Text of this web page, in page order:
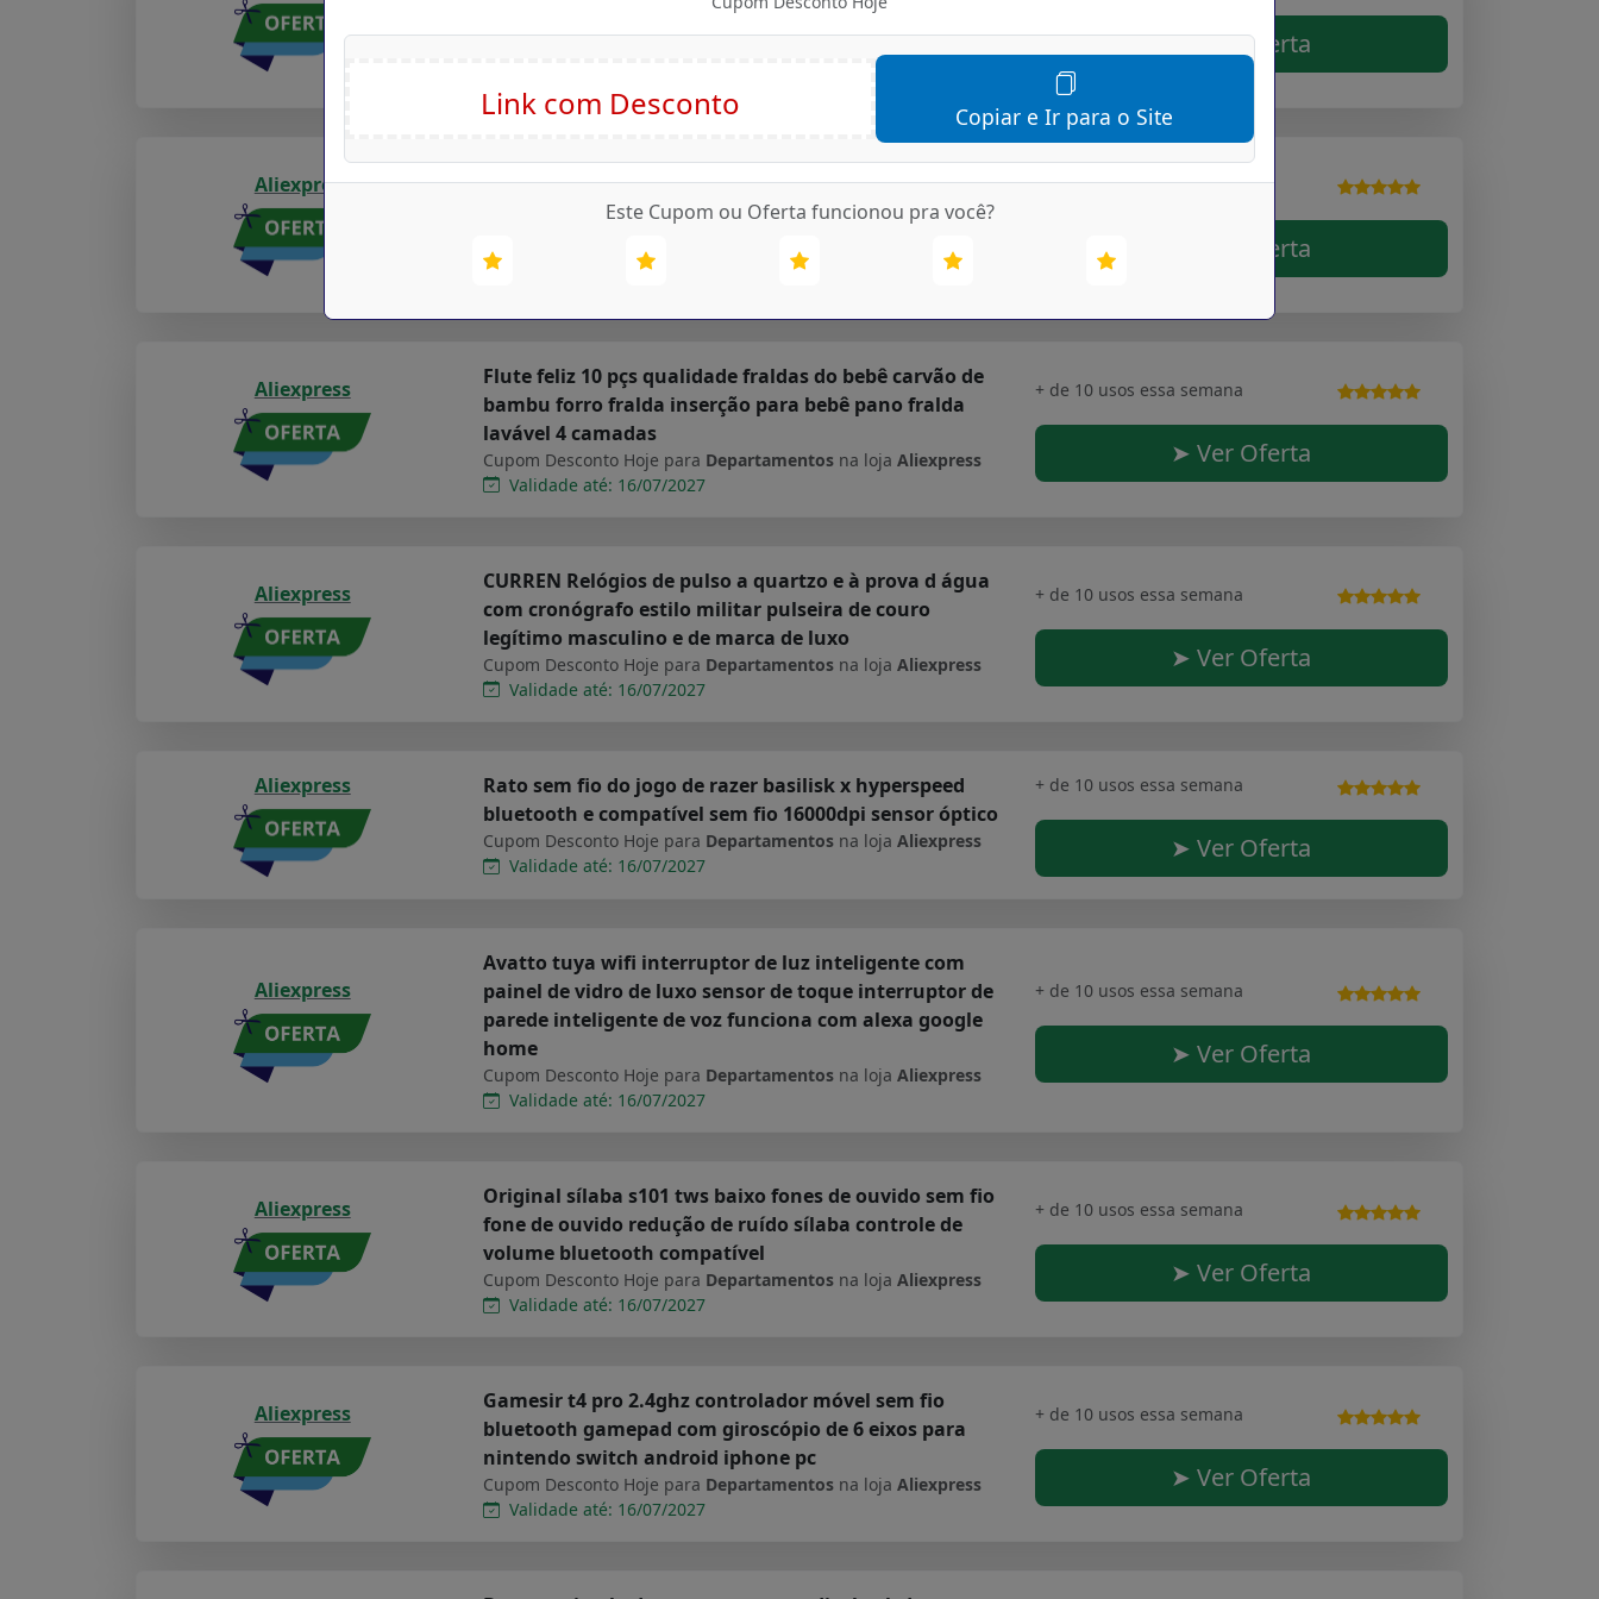
na lojaAliexpress
➤ Ver Oferta
Aliexpress
Happyflute venda quente os fraldas de bolso 4 pçs set
laváveis e reutilizáveis fraldas de bebê nova impressão
Cupom Desconto Hoje para Departamentos
Aliexpress
+ de 10 usos essa semana
➤ Ver Oferta
Aliexpress
Flute feliz 10 pçs qualidade fraldas do bebê carvão de
bambu forro fralda inserção para bebê pano fralda
lavável 4 camadas
Cupom Desconto Hoje para Departamentos na loja Aliexpress
Validade até: 16/07/2027
+ de 10 usos essa semana
➤ Ver Oferta
Aliexpress
CURREN Relógios de pulso a quartzo e à prova d água
com cronógrafo estilo militar pulseira de couro
legítimo masculino e de marca de luxo
Cupom Desconto Hoje para Departamentos na loja Aliexpress
Validade até: 16/07/2027
+ de 10 usos essa semana
➤ Ver Oferta
Aliexpress
Rato sem fio do jogo de razer basilisk x hyperspeed
bluetooth e compatível sem fio 16000dpi sensor óptico
Cupom Desconto Hoje para Departamentos na loja Aliexpress
Validade até: 16/07/2027
+ de 10 usos essa semana
➤ Ver Oferta
Aliexpress
Avatto tuya wifi interruptor de luz inteligente com
painel de vidro de luxo sensor de toque interruptor de
parede inteligente de voz funciona com alexa google
home
Cupom Desconto Hoje para Departamentos na loja Aliexpress
Validade até: 16/07/2027
+ de 10 usos essa semana
➤ Ver Oferta
Aliexpress
Original sílaba s101 tws baixo fones de ouvido sem fio
fone de ouvido redução de ruído sílaba controle de
volume bluetooth compatível
Cupom Desconto Hoje para Departamentos na loja Aliexpress
Validade até: 16/07/2027
+ de 10 usos essa semana
➤ Ver Oferta
Aliexpress
Gamesir t4 pro 2.4ghz controlador móvel sem fio
bluetooth gamepad com giroscópio de 6 eixos para
nintendo switch android iphone pc
Cupom Desconto Hoje para Departamentos na loja Aliexpress
Validade até: 16/07/2027
+ de 10 usos essa semana
➤ Ver Oferta
Copiar e Ir para o Site
Este Cupom ou Oferta funcionou pra você?